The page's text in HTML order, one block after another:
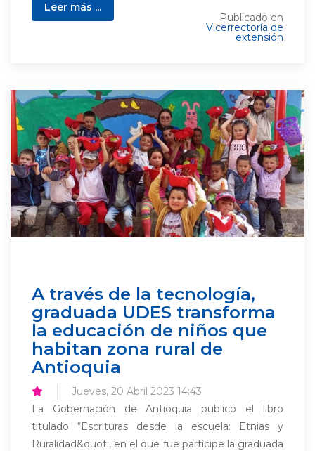
Leer más ...
Publicado en
Vicerrectoría de
extensión
A través de la tecnología,
graduada UDES transforma
la educación de niños que
habitan zona rural de
Antioquia
Jueves, 20 Abril 2023 14:43
La Gobernación de Antioquia publicó el libro
titulado “Escrituras desde la escuela: Etnias y
Ruralidad&quot;, en el que fue partícipe la graduada